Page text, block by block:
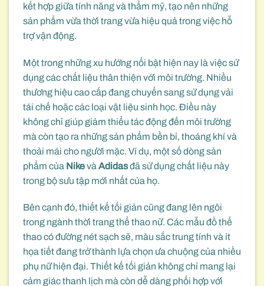
kết hợp giữa tính năng và thẩm mỹ, tạo nên những
sản phẩm vừa thời trang vừa hiệu quả trong việc hỗ
trợ vận động.
Một trong những xu hướng nổi bật hiện nay là việc sử
dụng các chất liệu thân thiện với môi trường. Nhiều
thương hiệu cao cấp đang chuyển sang sử dụng vải
tái chế hoặc các loại vật liệu sinh học. Điều này
không chỉ giúp giảm thiểu tác động đến môi trường
mà còn tạo ra những sản phẩm bền bỉ, thoáng khí và
thoải mái cho người mặc. Ví dụ, một số dòng sản
phẩm của Nikevà Adidasđã sử dụng chất liệu này
trong bộ sưu tập mới nhất của họ.
Bên cạnh đó, thiết kế tối giản cũng đang lên ngôi
trong ngành thời trang thể thao nữ. Các mẫu đồ thể
thao có đường nét sạch sẽ, màu sắc trung tính và ít
họa tiết đang trở thành lựa chọn ưa chuộng của nhiều
phụ nữ hiện đại. Thiết kế tối giản không chỉ mang lại
cảm giác thanh lịch mà còn dễ dàng phối hợp với